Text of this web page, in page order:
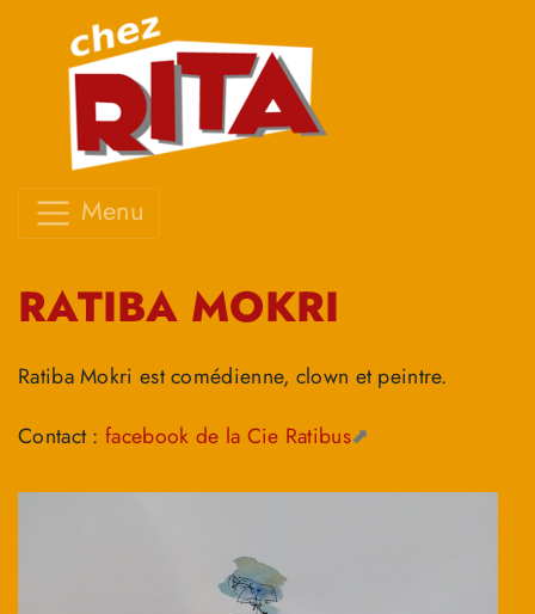
Menu
RATIBA MOKRI
Ratiba Mokri est comédienne, clown et peintre.
Contact : facebook de la Cie Ratibus